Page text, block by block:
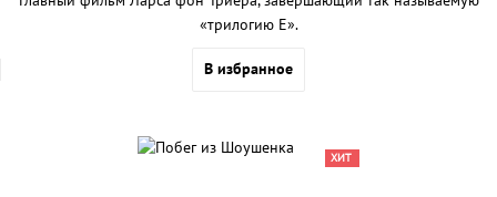
«трилогию Е».
В избранное
ХИТ